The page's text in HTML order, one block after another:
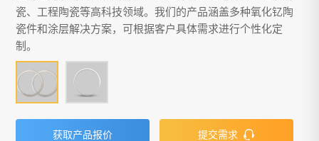
瓷、工程陶瓷等高科技领域。我们的产品涵盖多种氧化钇陶
瓷件和涂层解决方案，可根据客户具体需求进行个性化定
制。
获取产品报价 提交需求